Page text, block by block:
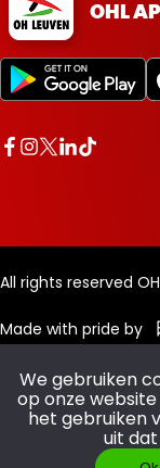
OHL
All rights reserved
Made with pride by
We gebruiken
op onze
het gebruiken
uit